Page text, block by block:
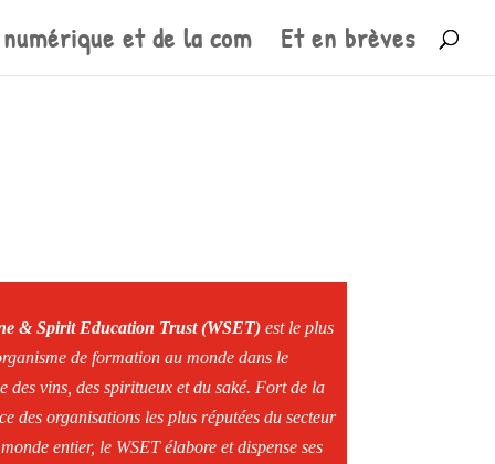
numérique et de la com Et en brèves
& Spirit Education Trust (WSET)est le plus
de formation au monde dans le
des vins, des spiritueux et du saké. Fort de la
des organisations les plus réputées du secteur
entier, le WSET élabore et dispense ses